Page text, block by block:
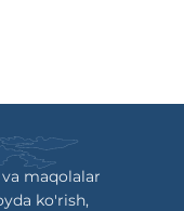
maqolalar
ko'rish,